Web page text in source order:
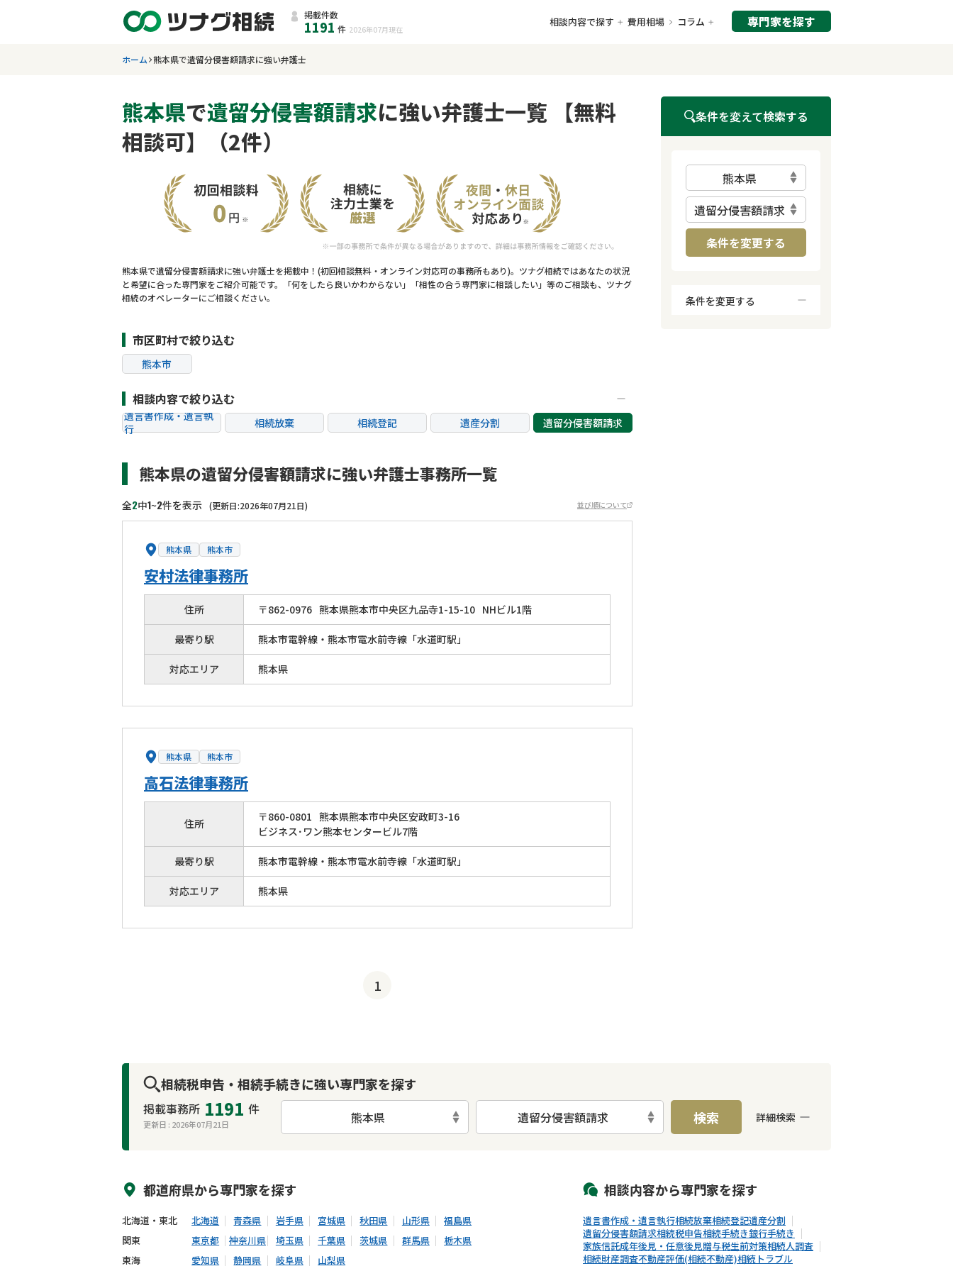
掲載件数
1191 件 2026年07月 現在
相談内容で探す 費用相場 コラム 専門家を探す
ホーム 熊本県で遺留分侵害額請求に強い弁護士
熊本県で遺留分侵害額請求に強い弁護士一覧 【無料
相談可】（2件）
熊本県で遺留分侵害額請求に強い弁護士を掲載中！(初回相談無料・オンライン対応可の事務所もあり)。ツナグ相続ではあなたの状況
と希望に合った専門家をご紹介可能です。「何をしたら良いかわからない」「相性の合う専門家に相談したい」等のご相談も、ツナグ
相続のオペレーターにご相談ください。
市区町村で絞り込む
熊本市
相談内容で絞り込む
遺言書作成・遺言執
行
相続放棄 相続登記 遺産分割
遺留分侵害額請求
贈与税
生前対策 相続人調査 相続財産調査
熊本県の遺留分侵害額請求に強い弁護士事務所一覧
全2中1~2件を表示 (更新日:2026年07月21日) 並び順について
熊本県 熊本市
安村法律事務所
住所 〒862-0976 熊本県熊本市中央区九品寺1-15-10 NHビル1階
最寄り駅 熊本市電幹線・熊本市電水前寺線「水道町駅」
対応エリア 熊本県
熊本県 熊本市
高石法律事務所
住所 〒860-0801 熊本県熊本市中央区安政町3-16
ビジネス･ワン熊本センタービル7階
最寄り駅 熊本市電幹線・熊本市電水前寺線「水道町駅」
対応エリア 熊本県
1
条件を変えて検索する
熊本県
遺留分侵害額請求
条件を変更する
条件を変更する
相続税申告・相続手続きに強い専門家を探す
掲載事務所 1191 件
更新日 : 2026年07月21日 熊本県 遺留分侵害額請求 検索 詳細検索
都道府県から専門家を探す
北海道・東北 北海道 青森県 岩手県 宮城県 秋田県 山形県
福島県
関東
東京都 神奈川県 埼玉県 千葉県 茨城県 群馬県
栃木県
東海
愛知県 静岡県 岐阜県 山梨県
相談内容から専門家を探す
遺言書作成・遺言執行相続放棄相続登記遺産分割
遺留分侵害額請求相続税申告相続手続き銀行手続き
家族信託成年後見・任意後見贈与税生前対策相続人調査
相続財産調査不動産評価(相続不動産)相続トラブル